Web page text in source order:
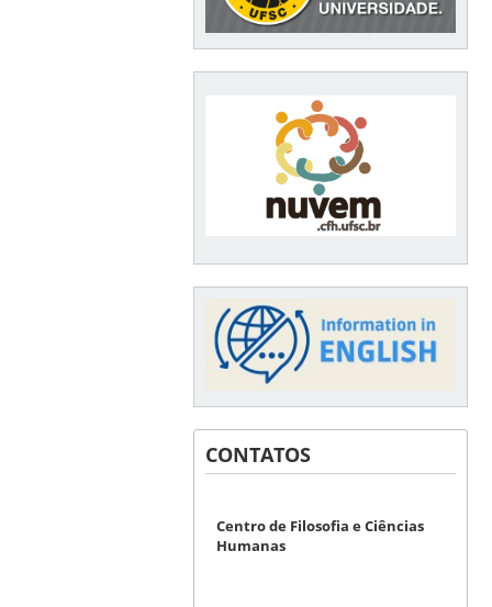
CONTATOS
Centro de Filosofia e Ciências
Humanas